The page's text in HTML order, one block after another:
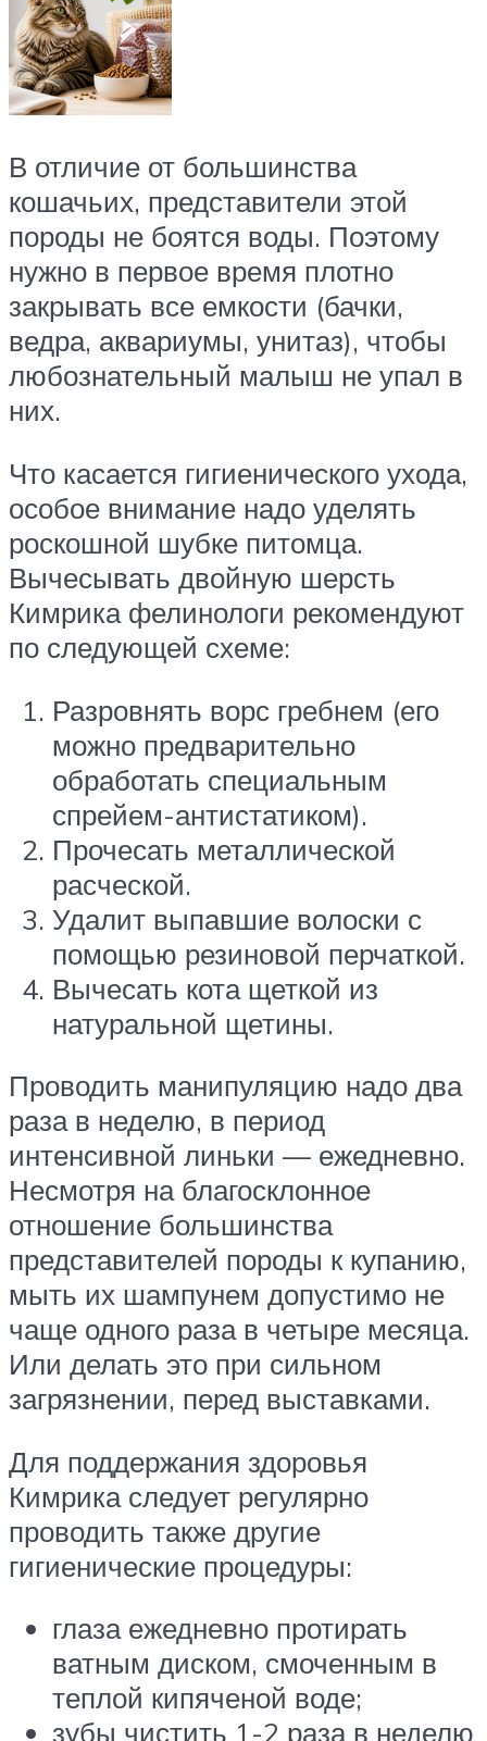
В отличие от большинства
кошачьих, представители этой
породы не боятся воды. Поэтому
нужно в первое время плотно
закрывать все емкости (бачки,
ведра, аквариумы, унитаз), чтобы
любознательный малыш не упал в
них.
Что касается гигиенического ухода,
особое внимание надо уделять
роскошной шубке питомца.
Вычесывать двойную шерсть
Кимрика фелинологи рекомендуют
по следующей схеме:
Разровнять ворс гребнем (его
можно предварительно
обработать специальным
спрейем-антистатиком).
Прочесать металлической
расческой.
Удалит выпавшие волоски с
помощью резиновой перчаткой.
Вычесать кота щеткой из
натуральной щетины.
Проводить манипуляцию надо два
раза в неделю, в период
интенсивной линьки — ежедневно.
Несмотря на благосклонное
отношение большинства
представителей породы к купанию,
мыть их шампунем допустимо не
чаще одного раза в четыре месяца.
Или делать это при сильном
загрязнении, перед выставками.
Для поддержания здоровья
Кимрика следует регулярно
проводить также другие
гигиенические процедуры:
глаза ежедневно протирать
ватным диском, смоченным в
теплой кипяченой воде;
зубы чистить 1-2 раза в неделю